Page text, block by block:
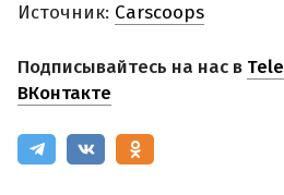
Источник: Carscoops
Подписывайтесь на нас в
ВКонтакте